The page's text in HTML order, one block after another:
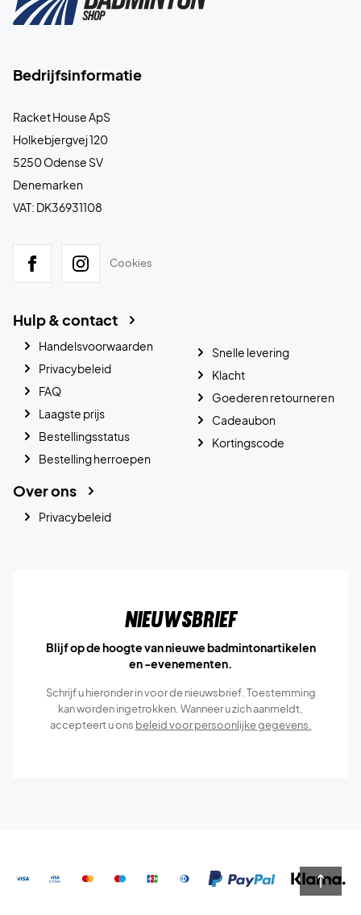
Bedrijfsinformatie
Racket House ApS
Holkebjergvej 120
5250 Odense SV
Denemarken
VAT: DK36931108
Cookies
Hulp & contact
Handelsvoorwaarden
Privacybeleid
FAQ
Laagste prijs
Bestellingsstatus
Bestelling herroepen
Snelle levering
Klacht
Goederen retourneren
Cadeaubon
Kortingscode
Over ons
Privacybeleid
Nieuwsbrief
Blijf op de hoogte van nieuwe badmintonartikelen
en -evenementen.
Schrijf u hieronder in voor de nieuwsbrief. Toestemming
kan worden ingetrokken. Wanneer u zich aanmeldt,
accepteert u ons beleid voor persoonlijke gegevens.